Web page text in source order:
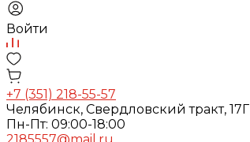
Войти
+7 (351) 218-55-57
Челябинск, Свердловский тракт, 17Г
Пн-Пт: 09:00-18:00